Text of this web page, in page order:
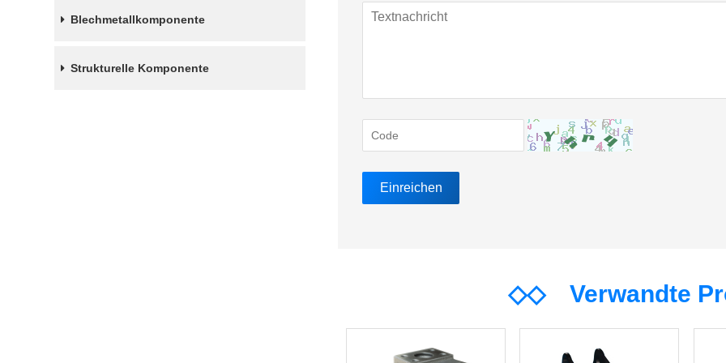
Blechmetallkomponente
Strukturelle Komponente
◇◇Verwandte